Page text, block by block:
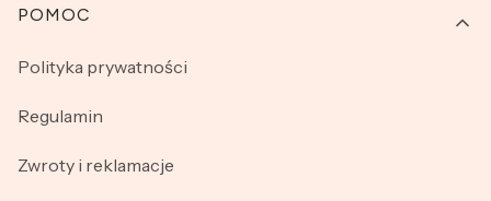
Linki w stopce
POMOC
Polityka prywatności
Regulamin
Zwroty i reklamacje